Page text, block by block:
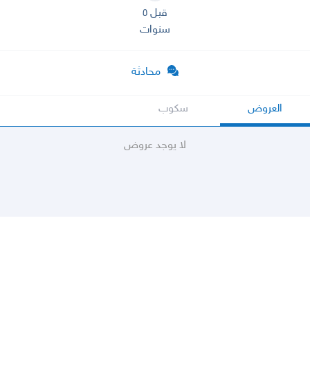
قبل ٥
سنوات
محادثة
العروض سكوب
لا يوجد عروض